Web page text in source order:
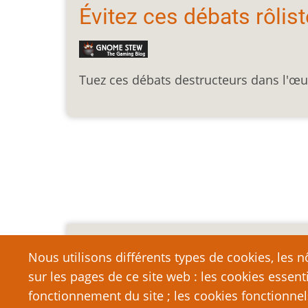
Évitez ces débats
Tuez ces débats destructeurs dans
Nous utilisons différents types de cookies, les
sur les pages de ce site web : les cookies
fonctionnement du site ; les cookies
Mention légale
Nous vous encourageons à faire un lien vers
qui dépasse la longueur raisonnable d’une